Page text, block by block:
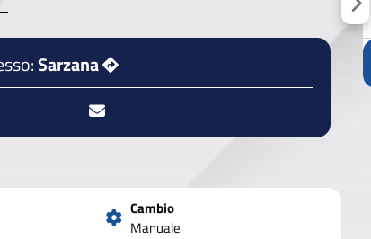
Sarzana
Cambio
Manuale